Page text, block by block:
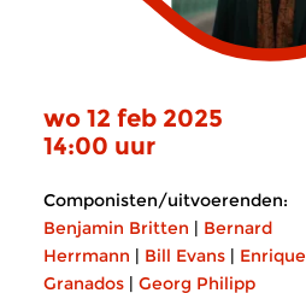
wo 12 feb 2025
14:00 uur
Componisten/uitvoerenden:
Benjamin Britten | Bernard
Herrmann | Bill Evans | Enrique
Granados | Georg Philipp